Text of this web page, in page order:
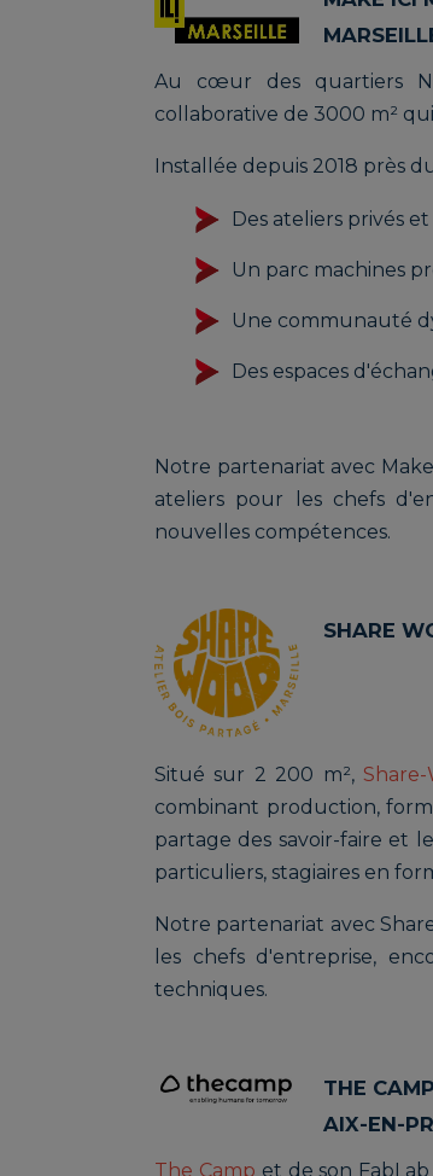
Au cœur des quartiers
collaborative de 3000 m²
Installée depuis 2018 près
Des ateliers privés
Un parc machines
Une communauté
Des espaces
Notre partenariat avec
ateliers pour les chefs
nouvelles compétences.
SHARE
Situé sur 2 200 m²,
combinant production,
partage des savoir-faire et
particuliers, stagiaires en
Notre partenariat avec
les chefs d'entreprise,
techniques.
THE
AIX-EN-
The Camp et de son